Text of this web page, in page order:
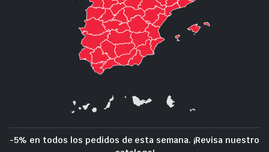
-5% en todos los pedidos de esta semana. ¡Revisa nuestro